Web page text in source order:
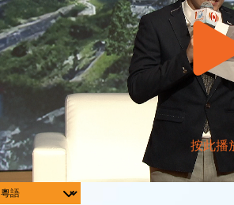
Channels